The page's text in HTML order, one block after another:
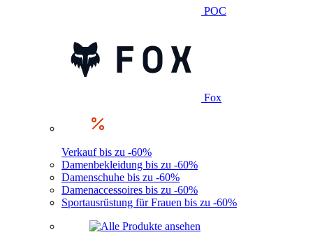
POC
Fox
Verkauf bis zu -60%
Damenbekleidung bis zu -60%
Damenschuhe bis zu -60%
Damenaccessoires bis zu -60%
Sportausrüstung für Frauen bis zu -60%